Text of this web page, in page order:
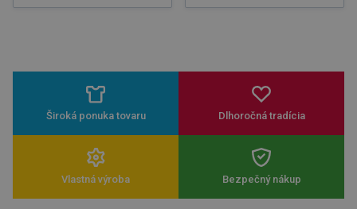
Široká ponuka tovaru Dlhoročná tradícia
Vlastná výroba Bezpečný nákup